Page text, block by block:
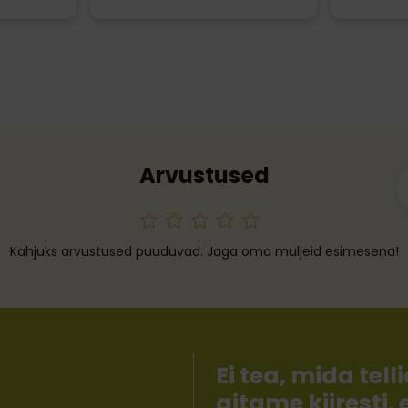
Arvustused
Kahjuks arvustused puuduvad. Jaga oma muljeid esimesena!
Ei tea, mida